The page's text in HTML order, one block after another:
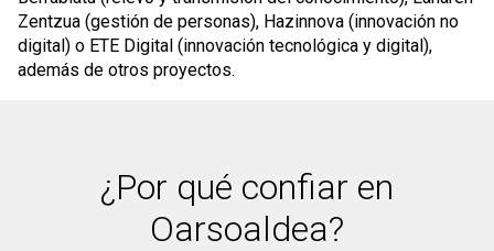
Zentzua (gestión de personas), Hazinnova (innovación no
digital) o ETE Digital (innovación tecnológica y digital),
además de otros proyectos.
¿Por qué confiar en
Oarsoaldea?